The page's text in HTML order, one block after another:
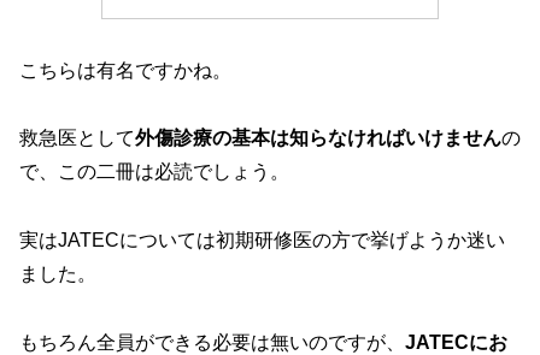
こちらは有名ですかね。
救急医として外傷診療の基本は知らなければいけませんの
で、この二冊は必読でしょう。
実はJATECについては初期研修医の方で挙げようか迷い
ました。
もちろん全員ができる必要は無いのですが、 JATECにお